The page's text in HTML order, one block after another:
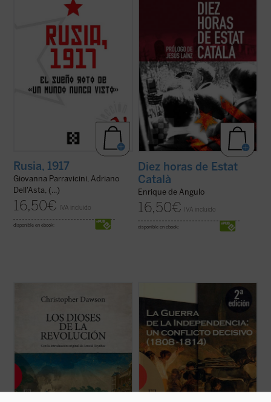
causas, los hechos y las consecuencias
inmediatas de este acontecimiento, que en
Rusia, 1917
Giovanna Parravicini, Adriano
Dell'Asta, (...)
16,50€ IVA incluido
disponible en ebook:
1934, realizada por quien fuera testigo
directo de los mismos al encontrarse "en
primera línea" para cubrir ...(ver ficha)
Diez horas de Estat
Català
Enrique de Angulo
16,50€ IVA incluido
disponible en ebook:
del historiador inglés Christopher Dawson,
revoluciones ilustradas, sus causas y sus
consecuencias sociales, económicas o
políticas. La originalidad de su ... (ver ficha)
En vísperas del bicentenario de la Guerra
de la Independencia, una de las plumas
más acreditadas del contemporaneísmo
español reconstruye, sólida y agudamente,
los principales aspectos de aquel decisivo
conflicto, verdadero pórtico de la ...(ver
ficha)